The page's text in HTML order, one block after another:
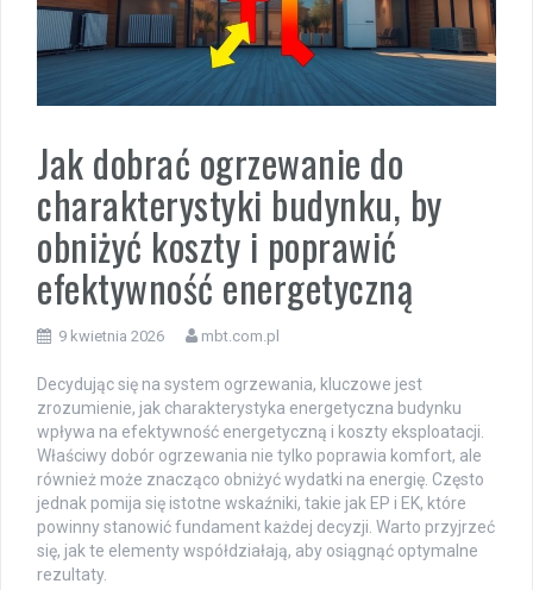
Jak dobrać ogrzewanie do
charakterystyki budynku, by
obniżyć koszty i poprawić
efektywność energetyczną
9 kwietnia 2026 mbt.com.pl
Decydując się na system ogrzewania, kluczowe jest
zrozumienie, jak charakterystyka energetyczna budynku
wpływa na efektywność energetyczną i koszty eksploatacji.
Właściwy dobór ogrzewania nie tylko poprawia komfort, ale
również może znacząco obniżyć wydatki na energię. Często
jednak pomija się istotne wskaźniki, takie jak EP i EK, które
powinny stanowić fundament każdej decyzji. Warto przyjrzeć
się, jak te elementy współdziałają, aby osiągnąć optymalne
rezultaty.